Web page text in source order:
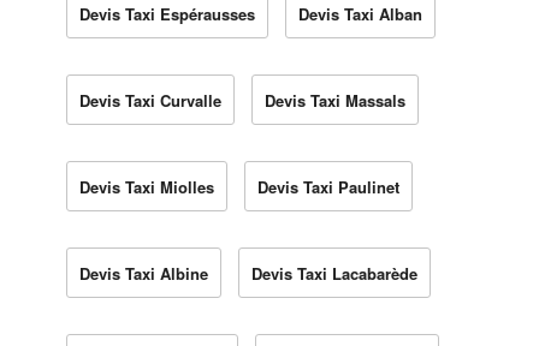
Devis Taxi Espérausses Devis Taxi Alban
Devis Taxi Curvalle Devis Taxi Massals
Devis Taxi Miolles Devis Taxi Paulinet
Devis Taxi Albine Devis Taxi Lacabarède